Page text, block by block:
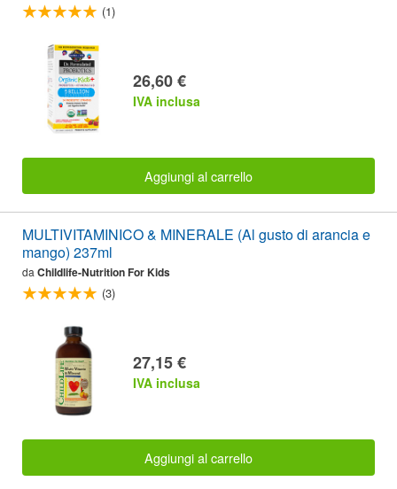
(1)
26,60 €
IVA inclusa
Aggiungi al carrello
MULTIVITAMINICO & MINERALE (Al gusto di arancia e
mango) 237ml
da Childlife-Nutrition For Kids
(3)
27,15 €
IVA inclusa
Aggiungi al carrello